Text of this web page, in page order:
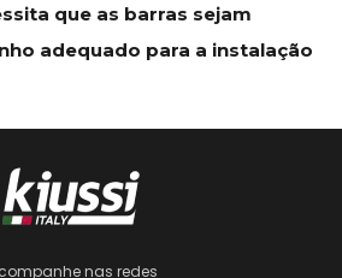
que as barras sejam
adequado para a instalação
nas redes